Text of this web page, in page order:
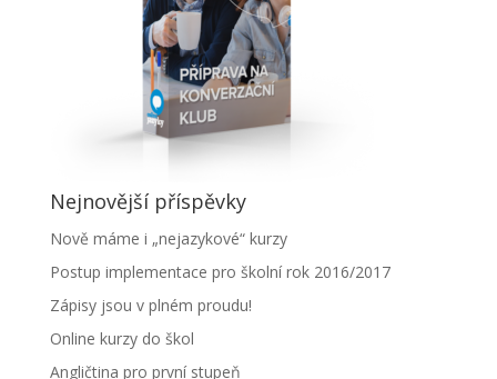
Nejnovější příspěvky
Nově máme i „nejazykové“ kurzy
Postup implementace pro školní rok 2016/2017
Zápisy jsou v plném proudu!
Online kurzy do škol
Angličtina pro první stupeň